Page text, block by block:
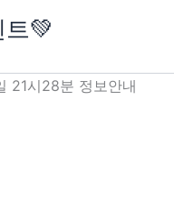
💚
21시28분 정보안내